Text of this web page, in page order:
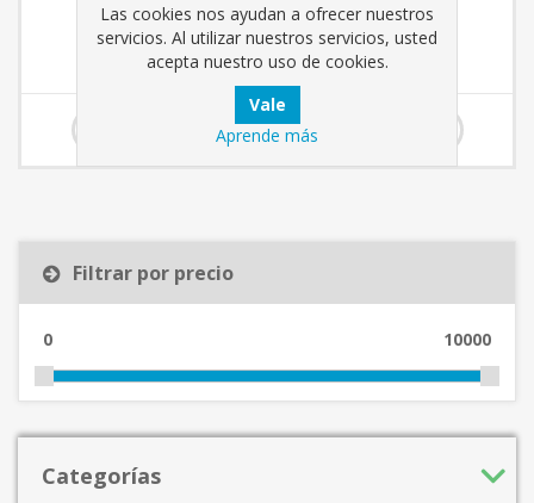
05025
Filtrar por precio
0 10000
Categorías
Las cookies nos ayudan a ofrecer nuestros
servicios. Al utilizar nuestros servicios, usted
acepta nuestro uso de cookies.
Aprende más